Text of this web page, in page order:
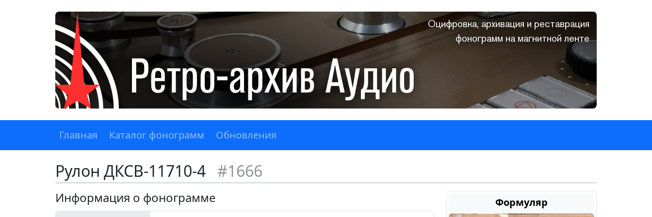
Оцифровка, архивация и реставрация
фонограмм на магнитной ленте
Главная Каталог фонограмм Обновления
Рулон ДКСВ-11710-4 #1666
Формуляр
Информация о фонограмме